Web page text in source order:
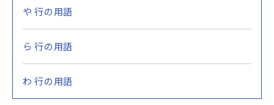
や 行の用語
ら 行の用語
わ 行の用語